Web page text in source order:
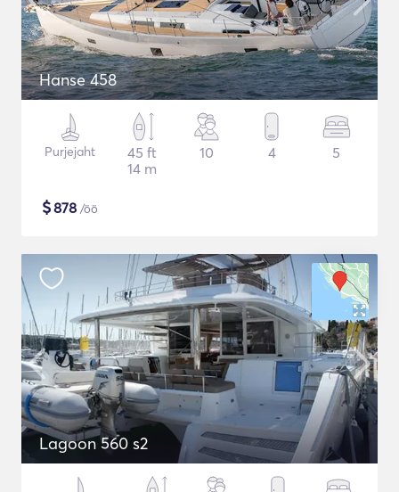
Hanse 458
Purjejaht
45 ft
14 m
10 4 5
$878 /öö
Lagoon 560 s2